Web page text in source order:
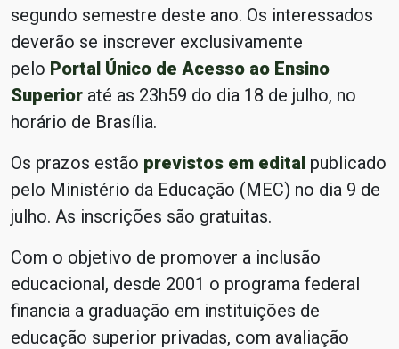
segundo semestre deste ano. Os interessados
deverão se inscrever exclusivamente
pelo Portal Único de Acesso ao Ensino
Superior até as 23h59 do dia 18 de julho, no
horário de Brasília.
Os prazos estão previstos em edital publicado
pelo Ministério da Educação (MEC) no dia 9 de
julho. As inscrições são gratuitas.
Com o objetivo de promover a inclusão
educacional, desde 2001 o programa federal
financia a graduação em instituições de
educação superior privadas, com avaliação